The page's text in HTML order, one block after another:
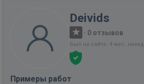
Deivids
· 0 отзывов
Был на сайте: 4 мес. назад
Примеры работ